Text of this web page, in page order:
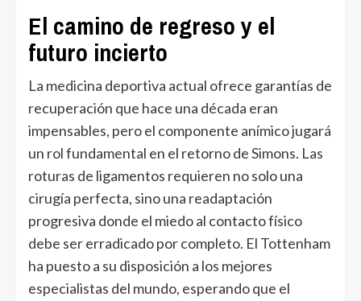
El camino de regreso y el
futuro incierto
La medicina deportiva actual ofrece garantías de
recuperación que hace una década eran
impensables, pero el componente anímico jugará
un rol fundamental en el retorno de Simons. Las
roturas de ligamentos requieren no solo una
cirugía perfecta, sino una readaptación
progresiva donde el miedo al contacto físico
debe ser erradicado por completo. El Tottenham
ha puesto a su disposición a los mejores
especialistas del mundo, esperando que el